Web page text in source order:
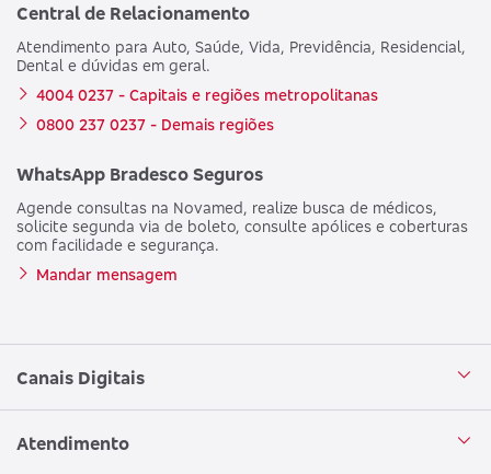
Central de Relacionamento
Atendimento para Auto, Saúde, Vida, Previdência, Residencial,
Dental e dúvidas em geral.
4004 0237 - Capitais e regiões metropolitanas
0800 237 0237 - Demais regiões
WhatsApp Bradesco Seguros
Agende consultas na Novamed, realize busca de médicos,
solicite segunda via de boleto, consulte apólices e coberturas
com facilidade e segurança.
Mandar mensagem
Canais Digitais
Aplicativo Bradesco Seguros
Atendimento